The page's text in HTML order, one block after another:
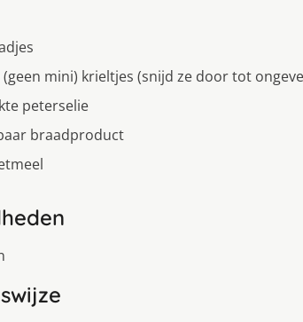
(geen mini) krieltjes (snijd ze door tot
peterselie
braadproduct